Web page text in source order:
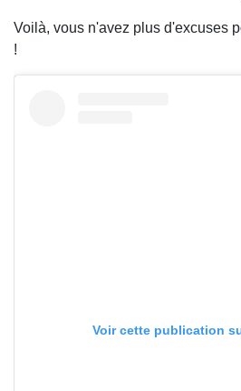
Voilà, vous n'avez plus d'excuses
!
Voir cette publication